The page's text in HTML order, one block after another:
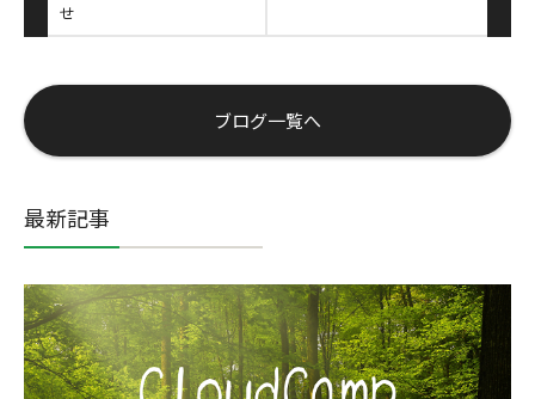
せ
ブログ一覧へ
最新記事